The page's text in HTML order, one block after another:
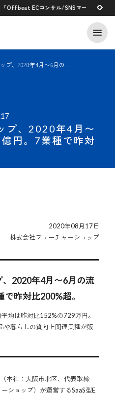
を開始ECコンサル/SNSマーケティング支援
2026.07.29
プ、2020年4月〜
円。7業種で昨対
2020年08月17日
株式会社フューチャーショップ
2020年4月〜6月の流
昨対比200%超。
均は昨対比152%の729万円。
や暮らしの質向上関連業種が販
本社：大阪市北区、代表取締
ショップ）が運営するSaaS型E